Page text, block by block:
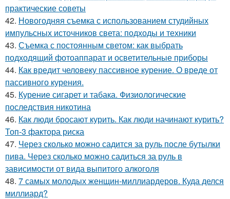
практические советы
42. Новогодняя съемка с использованием студийных
импульсных источников света: подходы и техники
43. Съемка с постоянным светом: как выбрать
подходящий фотоаппарат и осветительные приборы
44. Как вредит человеку пассивное курение. О вреде от
пассивного курения.
45. Курение сигарет и табака. Физиологические
последствия никотина
46. Как люди бросают курить. Как люди начинают курить?
Топ-3 фактора риска
47. Через сколько можно садится за руль после бутылки
пива. Через сколько можно садиться за руль в
зависимости от вида выпитого алкоголя
48. 7 самых молодых женщин-миллиардеров. Куда делся
миллиард?